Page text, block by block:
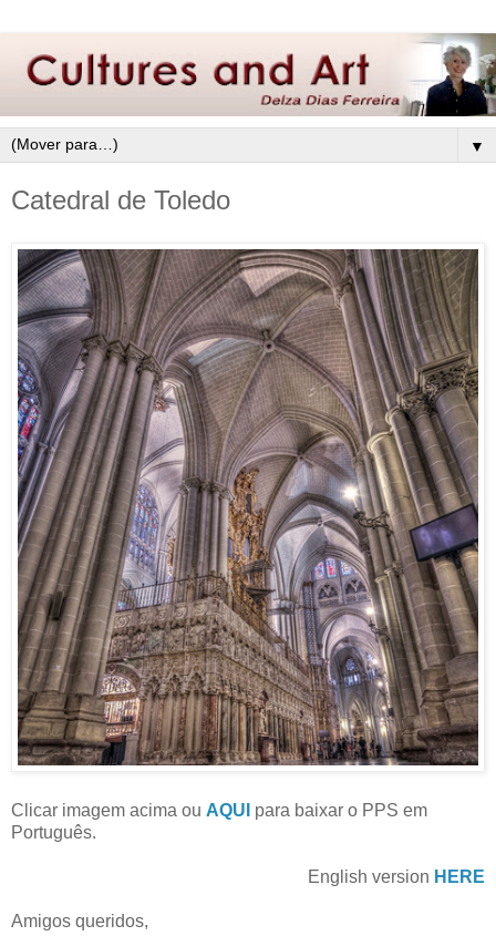
▼
Catedral de Toledo
Clicar imagem acima ou AQUI para baixar o PPS em
Português.
English version HERE
Amigos queridos,